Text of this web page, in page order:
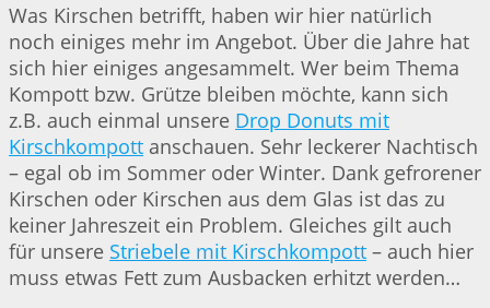
Was Kirschen betrifft, haben wir hier natürlich
noch einiges mehr im Angebot. Über die Jahre hat
sich hier einiges angesammelt. Wer beim Thema
Kompott bzw. Grütze bleiben möchte, kann sich
z.B. auch einmal unsere Drop Donuts mit
Kirschkompott anschauen. Sehr leckerer Nachtisch
– egal ob im Sommer oder Winter. Dank gefrorener
Kirschen oder Kirschen aus dem Glas ist das zu
keiner Jahreszeit ein Problem. Gleiches gilt auch
für unsere Striebele mit Kirschkompott – auch hier
muss etwas Fett zum Ausbacken erhitzt werden…